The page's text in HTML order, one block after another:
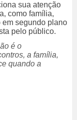
sua atenção
como família,
segundo plano
pelo público.
é o
a família,
quando a